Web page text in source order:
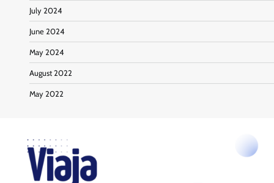
July 2024
June 2024
May 2024
August 2022
May 2022